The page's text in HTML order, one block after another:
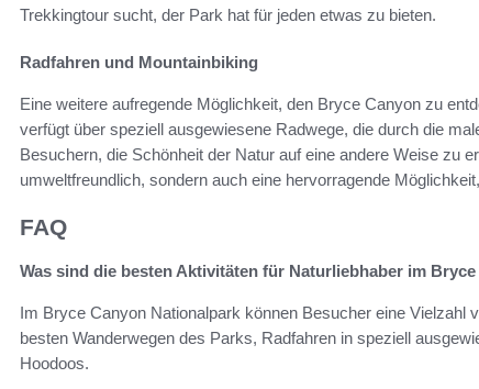
Trekkingtour sucht, der Park hat für jeden etwas zu bieten.
Radfahren und Mountainbiking
Eine weitere aufregende Möglichkeit, den Bryce Canyon zu
verfügt über speziell ausgewiesene Radwege, die durch die
Besuchern, die Schönheit der Natur auf eine andere Weise zu
umweltfreundlich, sondern auch eine hervorragende
FAQ
Was sind die besten Aktivitäten für Naturliebhaber im
Im Bryce Canyon Nationalpark können Besucher eine Vielzahl
besten Wanderwegen des Parks, Radfahren in speziell
Hoodoos.